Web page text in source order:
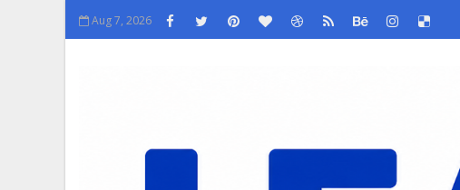
Aug 7, 2026